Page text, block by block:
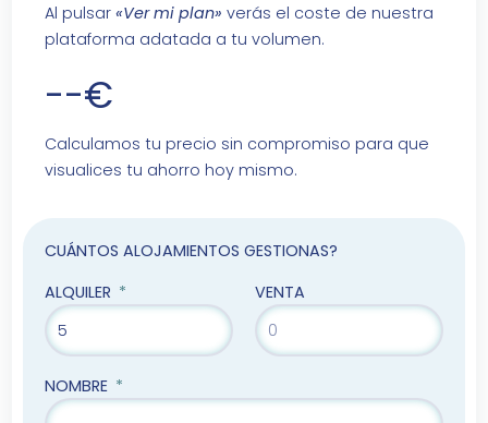
Al pulsar«Ver mi plan»verás el coste de nuestra
plataforma adatada a tu volumen.
--€
Calculamos tu precio sin compromiso para que
visualices tu ahorro hoy mismo.
CUÁNTOS ALOJAMIENTOS GESTIONAS?
ALQUILER
VENTA
NOMBRE